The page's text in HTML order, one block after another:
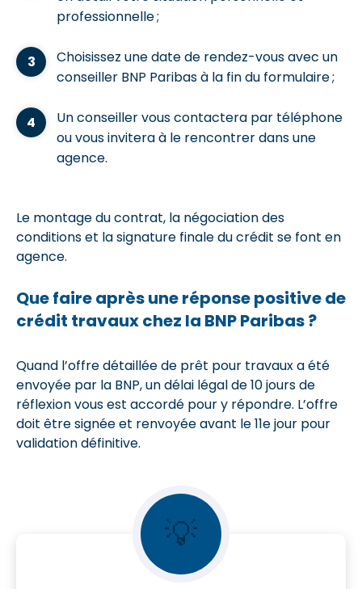
professionnelle ;
Choisissez une date de rendez-vous avec un
conseiller BNP Paribas à la fin du formulaire ;
Un conseiller vous contactera par téléphone
ou vous invitera à le rencontrer dans une
agence.
Le montage du contrat, la négociation des
conditions et la signature finale du crédit se font en
agence.
Que faire après une réponse positive de
crédit travaux chez la BNP Paribas ?
Quand l’offre détaillée de prêt pour travaux a été
envoyée par la BNP, un délai légal de 10 jours de
réflexion vous est accordé pour y répondre. L’offre
doit être signée et renvoyée avant le 11e jour pour
validation définitive.
💡